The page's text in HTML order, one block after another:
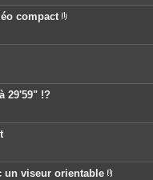
compact
è
j
t
29'59" !?
un viseur orientable